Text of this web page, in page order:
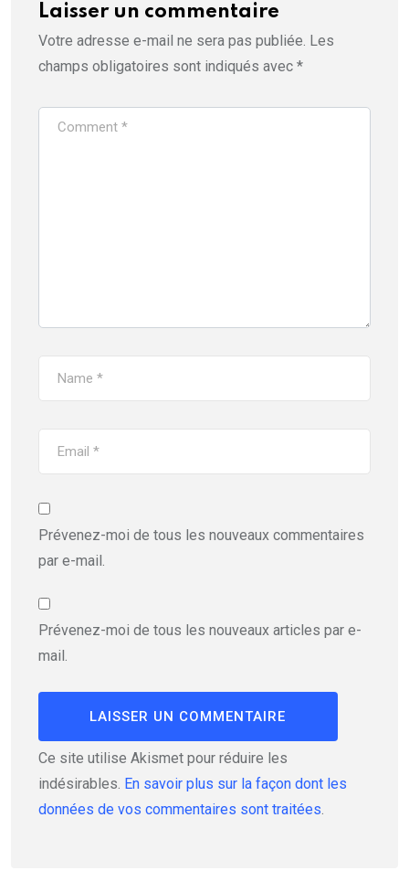
Laisser un commentaire
Votre adresse e-mail ne sera pas publiée. Les
champs obligatoires sont indiqués avec *
Prévenez-moi de tous les nouveaux commentaires
par e-mail.
Prévenez-moi de tous les nouveaux articles par e-
mail.
Ce site utilise Akismet pour réduire les
indésirables. En savoir plus sur la façon dont les
données de vos commentaires sont traitées.